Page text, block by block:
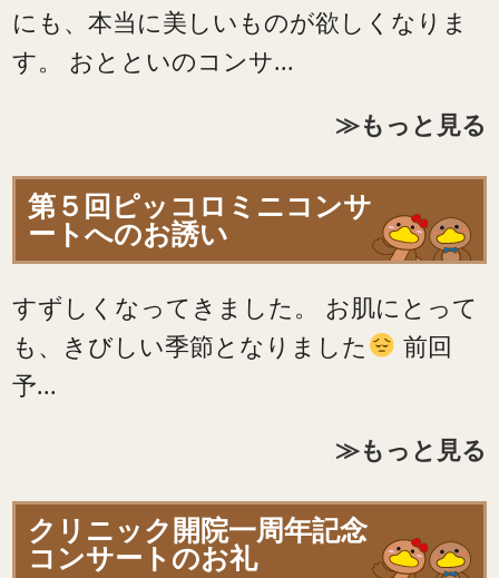
にも、本当に美しいものが欲しくなりま
す。 おとといのコンサ...
≫もっと見る
第５回ピッコロミニコンサ
ートへのお誘い
すずしくなってきました。 お肌にとって
も、きびしい季節となりました
前回
予...
≫もっと見る
クリニック開院一周年記念
コンサートのお礼